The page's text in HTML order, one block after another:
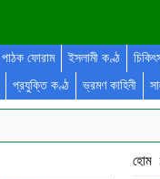
পাঠক ফোরাম ইসলামী কণ্ঠ
প্রযুক্তি কণ্ঠ ভ্রমণ কাহিনী
হোম